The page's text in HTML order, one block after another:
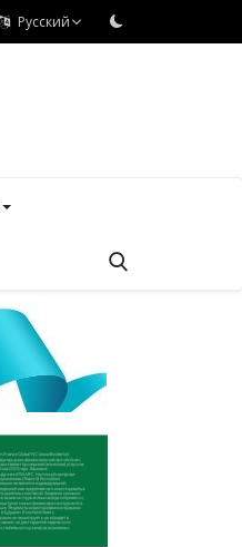
Русский